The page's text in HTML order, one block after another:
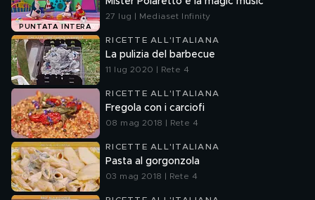
PUNTATA INTERA
27 lug | Mediaset Infinity
RICETTE ALL'ITALIANA
La pulizia del barbecue
11 lug 2020 | Rete 4
RICETTE ALL'ITALIANA
Fregola con i carciofi
08 mag 2018 | Rete 4
RICETTE ALL'ITALIANA
Pasta al gorgonzola
03 mag 2018 | Rete 4